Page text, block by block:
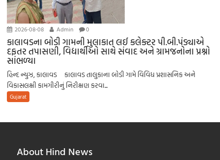
2026-08-08 Admin 0
કાલાવડના બોડી ગામની મુલાકાત લઈ કલેક્ટર પી.બી.પંડ્યાએ
દફતર તપાસણી, વિદ્યાર્થીઓ સાથે સંવાદ અને ગ્રામજનોના પ્રશ્નો
સાંભળ્યા
હિન્દ ન્યુઝ, કાલાવડ કાલાવડ તાલુકાના બોડી ગામે વિવિધ પ્રશાસનિક અને
વિકાસલક્ષી કામગીરીનું નિરીક્ષણ કરવા...
Gujarat
About Hind News